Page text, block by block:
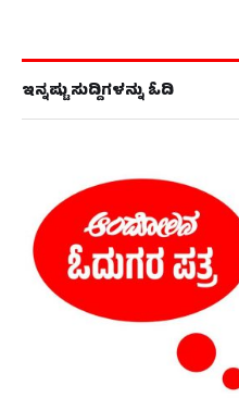
ಇನ್ನಷ್ಟು ಸುದ್ದಿಗಳನ್ನು ಓದಿ